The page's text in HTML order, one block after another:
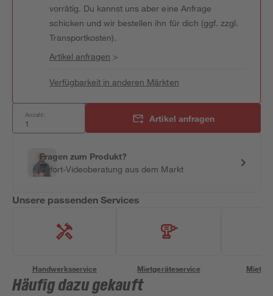
vorrätig. Du kannst uns aber eine Anfrage
schicken und wir bestellen ihn für dich (ggf. zzgl.
Transportkosten).
Artikel anfragen >
Verfügbarkeit in anderen Märkten
Anzahl: Artikel anfragen
Fragen zum Produkt?
Sofort-Videoberatung aus dem Markt
Unsere passenden Services
Handwerksservice Mietgeräteservice
Häufig dazu gekauft